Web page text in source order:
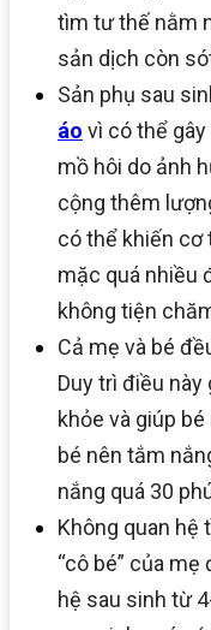
tìm tư thế nằm
sản dịch còn
Sản phụ sau
áo vì có thể
mồ hôi do ảnh
cộng thêm
có thể khiến cơ
mặc quá nhiều
không tiện
Cả mẹ và bé
Duy trì điều
khỏe và giúp
bé nên tắm
nắng quá 30
Không quan hệ
“cô bé” của
hệ sau sinh từ